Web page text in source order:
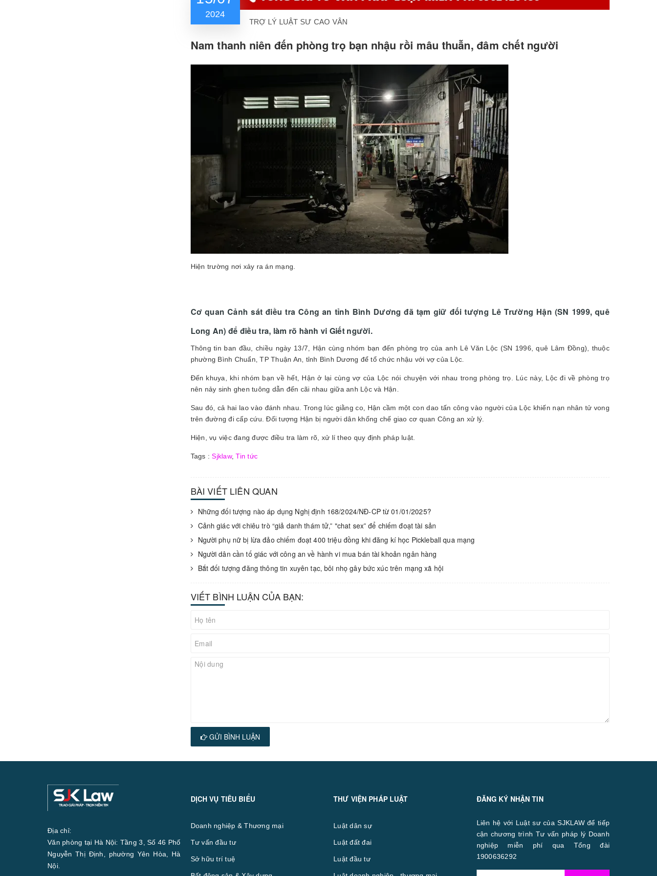
2024
TRỢ LÝ LUẬT SƯ CAO VÂN
Nam thanh niên đến phòng trọ bạn nhậu rồi mâu thuẫn, đâm chết người
Hiện trường nơi xảy ra án mạng.
Cơ quan Cảnh sát điều tra Công an tỉnh Bình Dương đã tạm giữ đối tượng Lê Trường Hận (SN 1999, quê
Long An) để điều tra, làm rõ hành vi Giết người.
Thông tin ban đầu, chiều ngày 13/7, Hận cùng nhóm bạn đến phòng trọ của anh Lê Văn Lộc (SN 1996, quê Lâm Đồng), thuộc
phường Bình Chuẩn, TP Thuận An, tỉnh Bình Dương để tổ chức nhậu với vợ của Lộc.
Đến khuya, khi nhóm bạn về hết, Hận ở lại cùng vợ của Lộc nói chuyện với nhau trong phòng trọ. Lúc này, Lộc đi về phòng trọ
nên nảy sinh ghen tuông dẫn đến cãi nhau giữa anh Lộc và Hận.
Sau đó, cả hai lao vào đánh nhau. Trong lúc giằng co, Hận cầm một con dao tấn công vào người của Lộc khiến nạn nhân tử vong
trên đường đi cấp cứu. Đối tượng Hận bị người dân khống chế giao cơ quan Công an xử lý.
Hiện, vụ việc đang được điều tra làm rõ, xử lí theo quy định pháp luật.
Tags :Sjklaw,Tin tức
BÀI VIẾT LIÊN QUAN
Những đối tượng nào áp dụng Nghị định 168/2024/NĐ-CP từ 01/01/2025?
Cảnh giác với chiêu trò “giả danh thám tử,” "chat sex” để chiếm đoạt tài sản
Người phụ nữ bị lừa đảo chiếm đoạt 400 triệu đồng khi đăng kí học Pickleball qua mạng
Người dân cần tố giác với công an về hành vi mua bán tài khoản ngân hàng
Bắt đối tượng đăng thông tin xuyên tạc, bôi nhọ gây bức xúc trên mạng xã hội
VIẾT BÌNH LUẬN CỦA BẠN:
GỬI BÌNH LUẬN
Địa chỉ:
Văn phòng tại Hà Nội: Tầng 3, Số 46 Phố
Nguyễn Thị Định, phường Yên Hòa, Hà
Nội.
DỊCH VỤ TIÊU BIỂU
Doanh nghiệp & Thương mại
Tư vấn đầu tư
Sở hữu trí tuệ
THƯ VIỆN PHÁP LUẬT
Luật dân sự
Luật đất đai
Luật đầu tư
ĐĂNG KÝ NHẬN TIN
Liên hệ với Luật sư của SJKLAW để tiếp
cận chương trình Tư vấn pháp lý Doanh
nghiệp miễn phí qua Tổng đài
1900636292